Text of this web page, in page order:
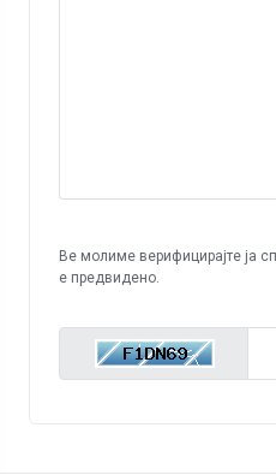
Ве молиме верифицирајте ја
е предвидено.